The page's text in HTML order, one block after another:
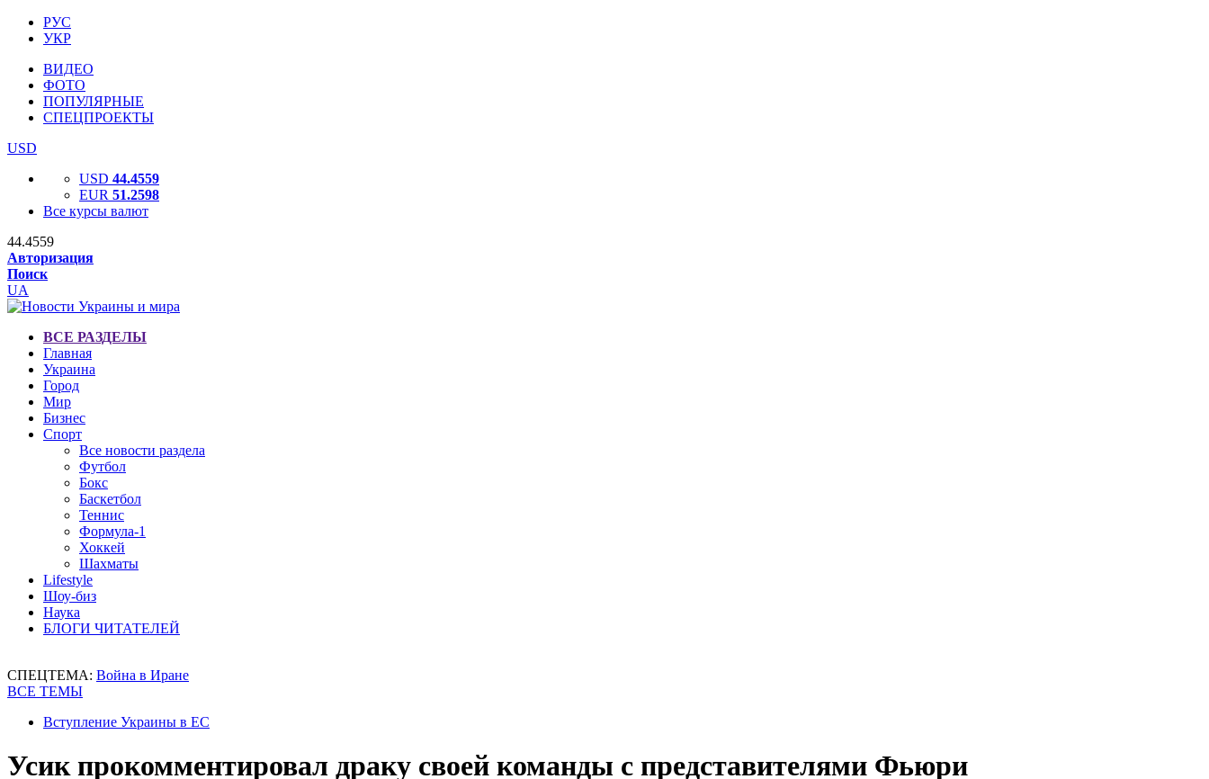
РУС
УКР
ВИДЕО
ФОТО
ПОПУЛЯРНЫЕ
СПЕЦПРОЕКТЫ
USD
USD 44.4559
EUR 51.2598
Все курсы валют
44.4559
Авторизация
Поиск
UA
ВСЕ РАЗДЕЛЫ
Главная
Украина
Город
Мир
Бизнес
Спорт
Все новости раздела
Футбол
Бокс
Баскетбол
Теннис
Формула-1
Хоккей
Шахматы
Lifestyle
Шоу-биз
Наука
БЛОГИ ЧИТАТЕЛЕЙ
СПЕЦТЕМА: Война в Иране
ВСЕ ТЕМЫ
Вступление Украины в ЕС
Усик прокомментировал драку своей команды с представителями Фьюри